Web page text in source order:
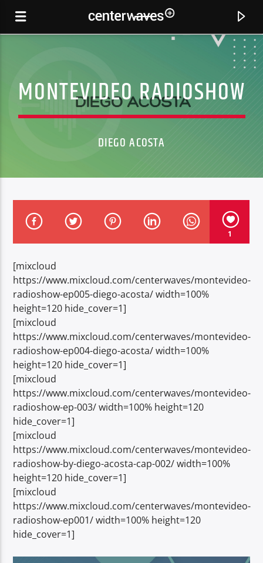
CANCIÓN ACTUAL
5D
Center Waves
MONTEVIDEO RADIOSHOW
DIEGO ACOSTA
1
[mixcloud
https://www.mixcloud.com/centerwaves/montevideo-
radioshow-ep005-diego-acosta/ width=100%
height=120 hide_cover=1]
[mixcloud
https://www.mixcloud.com/centerwaves/montevideo-
radioshow-ep004-diego-acosta/ width=100%
height=120 hide_cover=1]
[mixcloud
https://www.mixcloud.com/centerwaves/montevideo-
radioshow-ep-003/ width=100% height=120
hide_cover=1]
[mixcloud
https://www.mixcloud.com/centerwaves/montevideo-
radioshow-by-diego-acosta-cap-002/ width=100%
height=120 hide_cover=1]
[mixcloud
https://www.mixcloud.com/centerwaves/montevideo-
radioshow-ep001/ width=100% height=120
hide_cover=1]